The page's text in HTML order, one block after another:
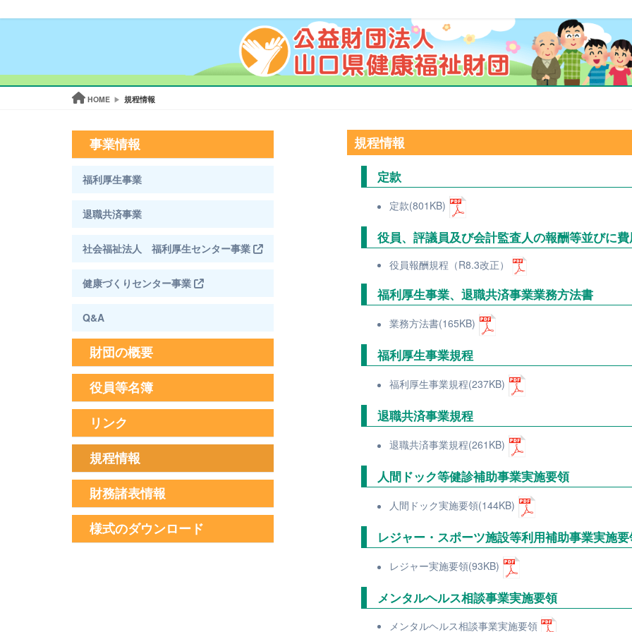
HOME 規程情報
規程情報
定款
定款(801KB)
役員、評議員及び会計監査人の報酬等並びに
役員報酬規程（R8.3改正）
福利厚生事業、退職共済事業業務方法書
業務方法書(165KB)
福利厚生事業規程
福利厚生事業規程(237KB)
退職共済事業規程
退職共済事業規程(261KB)
人間ドック等健診補助事業実施要領
人間ドック実施要領(144KB)
レジャー・スポーツ施設等利用補助事業実施
レジャー実施要領(93KB)
メンタルヘルス相談事業実施要領
メンタルヘルス相談事業実施要領
事業情報
福利厚生事業
退職共済事業
社会福祉法人 福利厚生センター事業
健康づくりセンター事業
Q&A
財団の概要
役員等名簿
リンク
規程情報
財務諸表情報
様式のダウンロード